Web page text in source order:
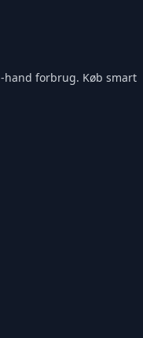
forbrug. Køb smart